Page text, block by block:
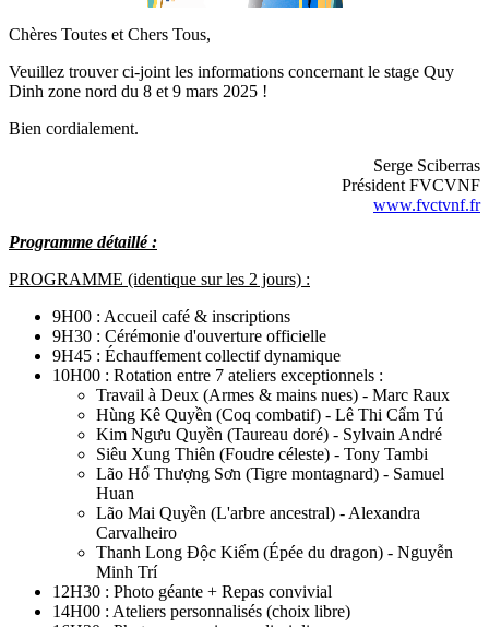
Chères Toutes et Chers Tous,
Veuillez trouver ci-joint les informations concernant le stage Quy
Dinh zone nord du 8 et 9 mars 2025 !
Bien cordialement.
Serge Sciberras
Président FVCVNF
www.fvctvnf.fr
Programme détaillé :
PROGRAMME (identique sur les 2 jours) :
9H00 : Accueil café & inscriptions
9H30 : Cérémonie d'ouverture officielle
9H45 : Échauffement collectif dynamique
10H00 : Rotation entre 7 ateliers exceptionnels :
Travail à Deux (Armes & mains nues) - Marc Raux
Hùng Kê Quyền (Coq combatif) - Lê Thi Cẩm Tú
Kim Ngưu Quyền (Taureau doré) - Sylvain André
Siêu Xung Thiên (Foudre céleste) - Tony Tambi
Lão Hổ Thượng Sơn (Tigre montagnard) - Samuel
Huan
Lão Mai Quyền (L'arbre ancestral) - Alexandra
Carvalheiro
Thanh Long Độc Kiếm (Épée du dragon) - Nguyễn
Minh Trí
12H30 : Photo géante + Repas convivial
14H00 : Ateliers personnalisés (choix libre)